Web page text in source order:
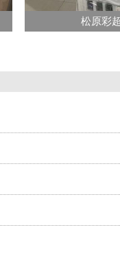
松原彩